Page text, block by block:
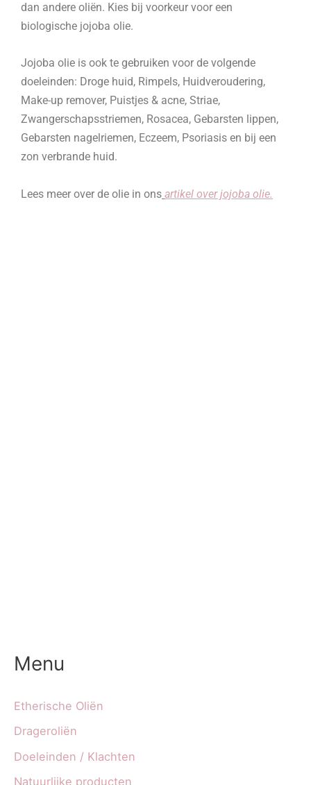
dan andere oliën. Kies bij voorkeur voor een
biologische jojoba olie.
Jojoba olie is ook te gebruiken voor de volgende
doeleinden: Droge huid, Rimpels, Huidveroudering,
Make-up remover, Puistjes & acne, Striae,
Zwangerschapsstriemen, Rosacea, Gebarsten lippen,
Gebarsten nagelriemen, Eczeem, Psoriasis en bij een
zon verbrande huid.
Lees meer over de olie in ons artikel over jojoba olie.
Menu
Etherische Oliën
Drageroliën
Doeleinden / Klachten
Natuurlijke producten